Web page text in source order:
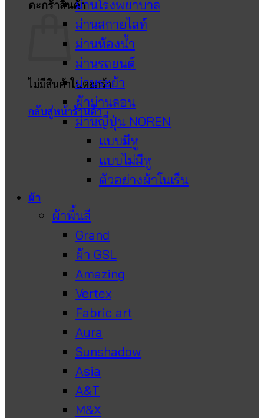
ตะกร้าสินค้า
ไม่มีสินค้าในตะกร้า
กลับสู่หน้าร้านค้า
ม่านโรงพยาบาล
ม่านสกายไลท์
ม่านห้องน้ำ
ม่านรถยนต์
ม่านระย้า
ผ้าม่านลอน
ม่านญี่ปุ่น NOREN
แบบมีหู
แบบไม่มีหู
ตัวอย่างผ้าโนเร็น
ผ้า
ผ้าพื้นสี
Grand
ผ้า GSL
Amazing
Vertex
Fabric art
Aura
Sunshadow
Asia
A&T
M&X